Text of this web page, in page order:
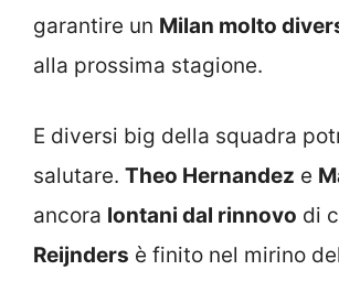
garantire un Milan molto
alla prossima stagione.
E diversi big della squadra
salutare. Theo Hernandez e
ancora lontani dal rinnovo di
Reijnders è finito nel mirino del